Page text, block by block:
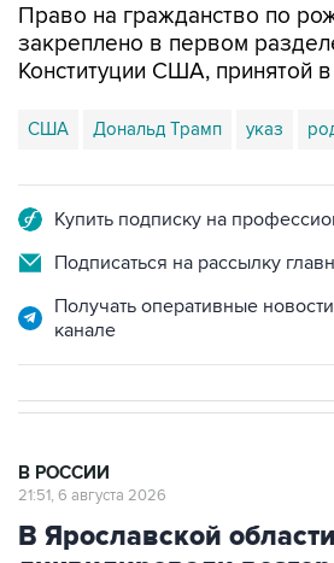
Право на гражданство по
закреплено в первом
Конституции США, принятой в
США Дональд Трамп указ
Купить подписку на
Подписаться на рассылку
Получать оперативные
канале
В РОССИИ
21:51, 6 августа 2026
В Ярославской области